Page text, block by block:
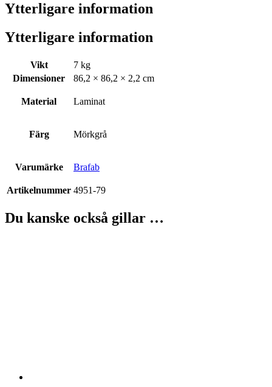
Ytterligare information
Ytterligare information
Vikt
7 kg
Dimensioner
86,2 × 86,2 × 2,2 cm
Material Laminat
Färg Mörkgrå
Varumärke Brafab
Artikelnummer 4951-79
Du kanske också gillar …